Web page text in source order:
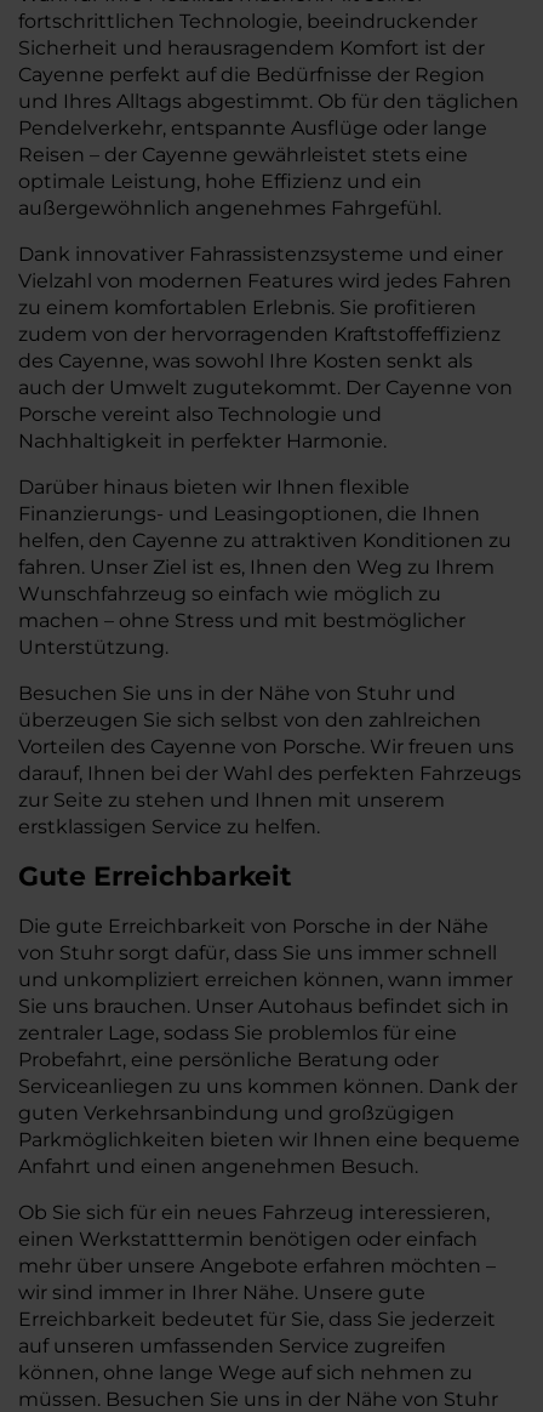
fortschrittlichen Technologie, beeindruckender
Sicherheit und herausragendem Komfort ist der
Cayenne perfekt auf die Bedürfnisse der Region
und Ihres Alltags abgestimmt. Ob für den täglichen
Pendelverkehr, entspannte Ausflüge oder lange
Reisen – der Cayenne gewährleistet stets eine
optimale Leistung, hohe Effizienz und ein
außergewöhnlich angenehmes Fahrgefühl.
Dank innovativer Fahrassistenzsysteme und einer
Vielzahl von modernen Features wird jedes Fahren
zu einem komfortablen Erlebnis. Sie profitieren
zudem von der hervorragenden Kraftstoffeffizienz
des Cayenne, was sowohl Ihre Kosten senkt als
auch der Umwelt zugutekommt. Der Cayenne von
Porsche vereint also Technologie und
Nachhaltigkeit in perfekter Harmonie.
Darüber hinaus bieten wir Ihnen flexible
Finanzierungs- und Leasingoptionen, die Ihnen
helfen, den Cayenne zu attraktiven Konditionen zu
fahren. Unser Ziel ist es, Ihnen den Weg zu Ihrem
Wunschfahrzeug so einfach wie möglich zu
machen – ohne Stress und mit bestmöglicher
Unterstützung.
Besuchen Sie uns in der Nähe von Stuhr und
überzeugen Sie sich selbst von den zahlreichen
Vorteilen des Cayenne von Porsche. Wir freuen uns
darauf, Ihnen bei der Wahl des perfekten Fahrzeugs
zur Seite zu stehen und Ihnen mit unserem
erstklassigen Service zu helfen.
Gute Erreichbarkeit
Die gute Erreichbarkeit von Porsche in der Nähe
von Stuhr sorgt dafür, dass Sie uns immer schnell
und unkompliziert erreichen können, wann immer
Sie uns brauchen. Unser Autohaus befindet sich in
zentraler Lage, sodass Sie problemlos für eine
Probefahrt, eine persönliche Beratung oder
Serviceanliegen zu uns kommen können. Dank der
guten Verkehrsanbindung und großzügigen
Parkmöglichkeiten bieten wir Ihnen eine bequeme
Anfahrt und einen angenehmen Besuch.
Ob Sie sich für ein neues Fahrzeug interessieren,
einen Werkstatttermin benötigen oder einfach
mehr über unsere Angebote erfahren möchten –
wir sind immer in Ihrer Nähe. Unsere gute
Erreichbarkeit bedeutet für Sie, dass Sie jederzeit
auf unseren umfassenden Service zugreifen
können, ohne lange Wege auf sich nehmen zu
müssen. Besuchen Sie uns in der Nähe von Stuhr